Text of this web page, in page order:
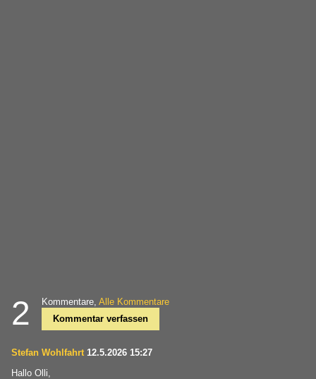
2 Kommentare, Alle Kommentare
Kommentar verfassen
Stefan Wohlfahrt 12.5.2026 15:27
Hallo Olli,